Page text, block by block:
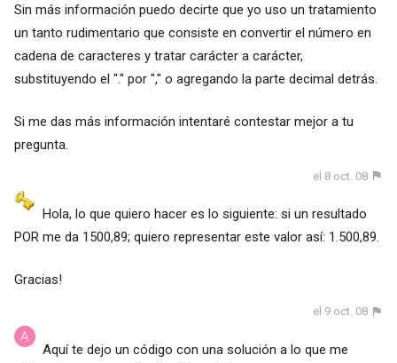
Sin más información puedo decirte que yo uso un tratamiento
un tanto rudimentario que consiste en convertir el número en
cadena de caracteres y tratar carácter a carácter,
substituyendo el "." por "," o agregando la parte decimal detrás.
Si me das más información intentaré contestar mejor a tu
pregunta.
el 8 oct. 08
Hola, lo que quiero hacer es lo siguiente: si un resultado
POR me da 1500,89; quiero representar este valor así: 1.500,89.
Gracias!
el 9 oct. 08
Aquí te dejo un código con una solución a lo que me